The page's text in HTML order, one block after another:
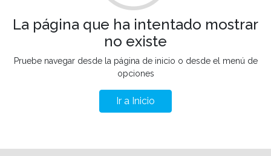
La página que ha intentado mostrar
no existe
Pruebe navegar desde la página de inicio o desde el menú de
opciones
Ir a Inicio